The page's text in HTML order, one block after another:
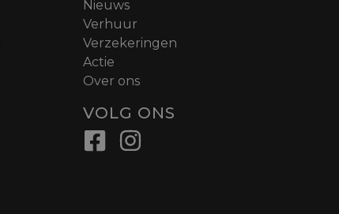
Nieuws
Verhuur
Verzekeringen
Actie
Over ons
VOLG ONS